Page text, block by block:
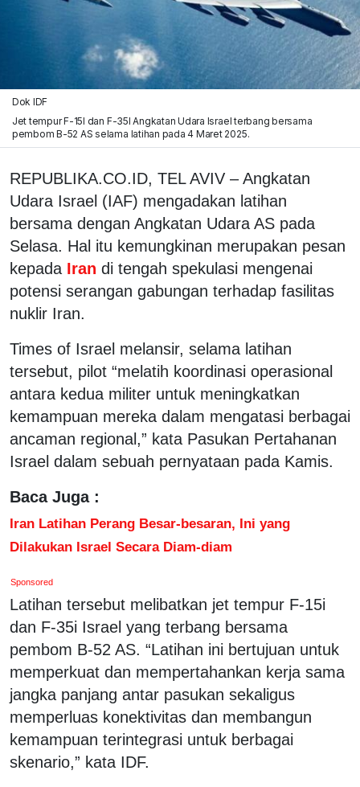
Dok IDF
Jet tempur F-15I dan F-35I Angkatan Udara Israel terbang bersama
pembom B-52 AS selama latihan pada 4 Maret 2025.
REPUBLIKA.CO.ID, TEL AVIV – Angkatan
Udara Israel (IAF) mengadakan latihan
bersama dengan Angkatan Udara AS pada
Selasa. Hal itu kemungkinan merupakan pesan
kepada Iran di tengah spekulasi mengenai
potensi serangan gabungan terhadap fasilitas
nuklir Iran.
Times of Israel melansir, selama latihan
tersebut, pilot “melatih koordinasi operasional
antara kedua militer untuk meningkatkan
kemampuan mereka dalam mengatasi berbagai
ancaman regional,” kata Pasukan Pertahanan
Israel dalam sebuah pernyataan pada Kamis.
Baca Juga :
Iran Latihan Perang Besar-besaran, Ini yang
Dilakukan Israel Secara Diam-diam
Sponsored
Latihan tersebut melibatkan jet tempur F-15i
dan F-35i Israel yang terbang bersama
pembom B-52 AS. “Latihan ini bertujuan untuk
memperkuat dan mempertahankan kerja sama
jangka panjang antar pasukan sekaligus
memperluas konektivitas dan membangun
kemampuan terintegrasi untuk berbagai
skenario,” kata IDF.